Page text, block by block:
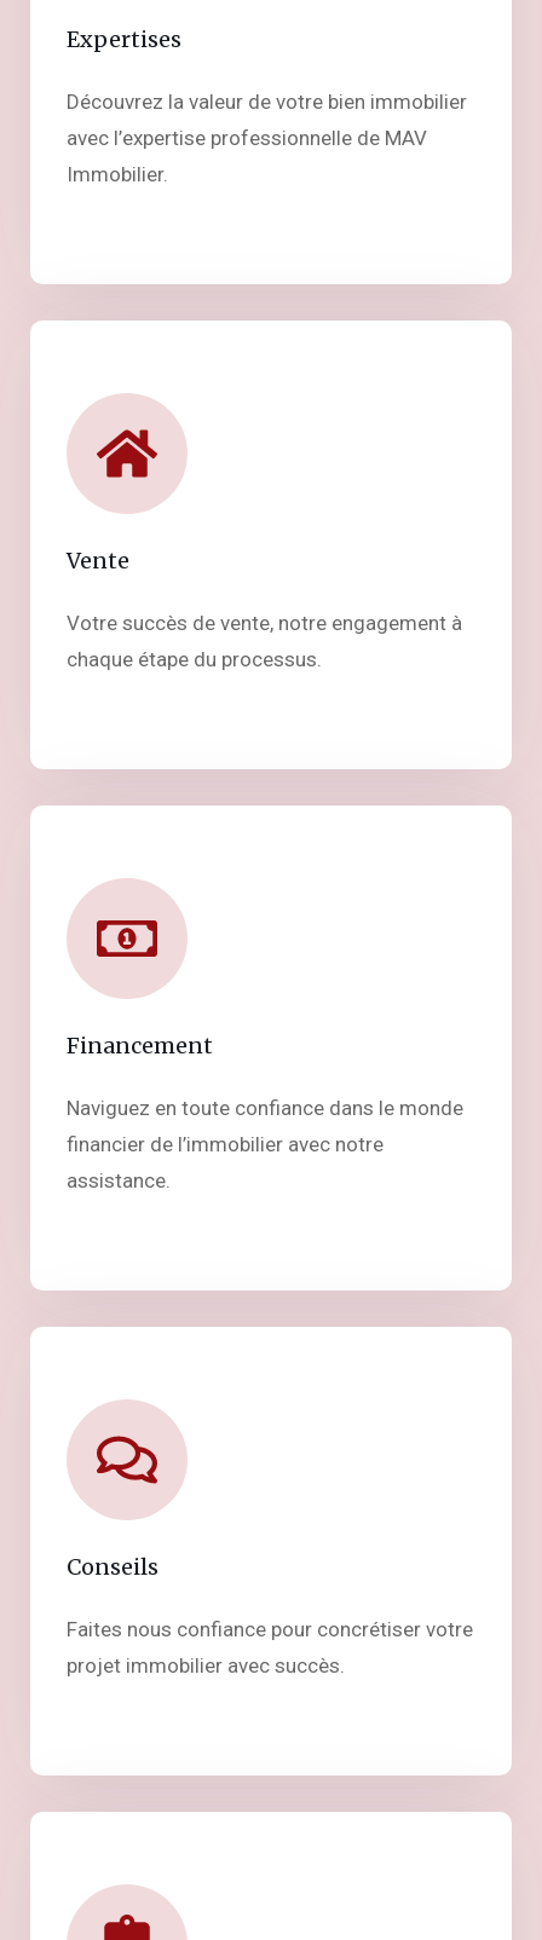
Expertises
Découvrez la valeur de votre bien immobilier
avec l’expertise professionnelle de MAV
Immobilier.
Vente
Votre succès de vente, notre engagement à
chaque étape du processus.
Financement
Naviguez en toute confiance dans le monde
financier de l’immobilier avec notre
assistance.
Conseils
Faites nous confiance pour concrétiser votre
projet immobilier avec succès.